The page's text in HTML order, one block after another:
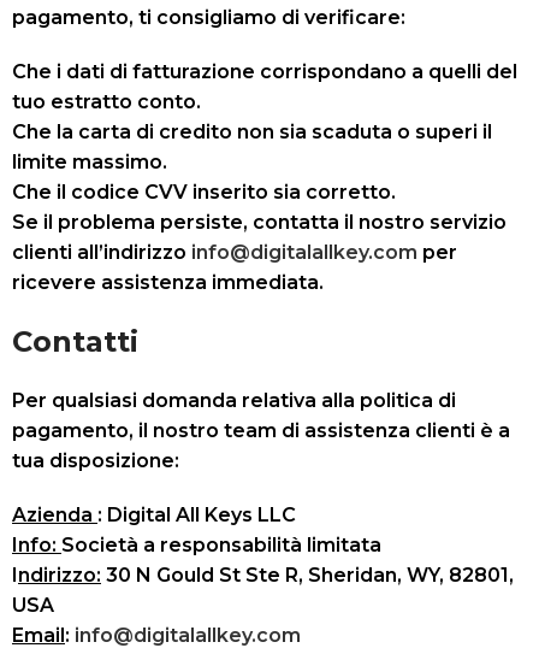
pagamento, ti consigliamo di verificare:
Che i dati di fatturazione corrispondano a quelli del
tuo estratto conto.
Che la carta di credito non sia scaduta o superi il
limite massimo.
Che il codice CVV inserito sia corretto.
Se il problema persiste, contatta il nostro servizio
clienti all’indirizzo info@digitalallkey.com per
ricevere assistenza immediata.
Contatti
Per qualsiasi domanda relativa alla politica di
pagamento, il nostro team di assistenza clienti è a
tua disposizione:
Azienda : Digital All Keys LLC
Info: Società a responsabilità limitata
Indirizzo: 30 N Gould St Ste R, Sheridan, WY, 82801,
USA
Email: info@digitalallkey.com